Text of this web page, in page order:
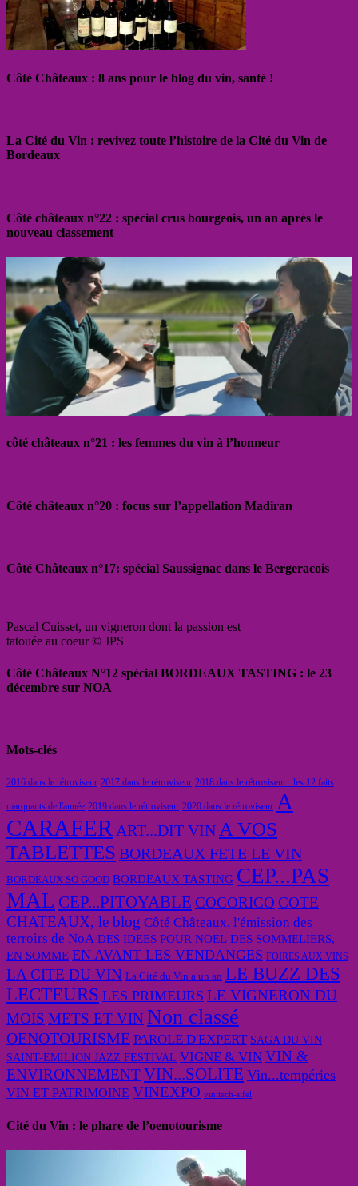
Côté Châteaux : 8 ans pour le blog du vin, santé !
La Cité du Vin : revivez toute l’histoire de la Cité du Vin de
Bordeaux
Côté châteaux n°22 : spécial crus bourgeois, un an après le
nouveau classement
côté châteaux n°21 : les femmes du vin à l’honneur
Côté châteaux n°20 : focus sur l’appellation Madiran
Côté Châteaux n°17: spécial Saussignac dans le Bergeracois
Pascal Cuisset, un vigneron dont la passion est
tatouée au coeur © JPS
Côté Châteaux N°12 spécial BORDEAUX TASTING : le 23
décembre sur NOA
Mots-clés
2016 dans le rétroviseur 2017 dans le rétroviseur 2018 dans le rétroviseur : les 12 faits
marquants de l'année 2019 dans le rétroviseur 2020 dans le rétroviseur A
CARAFERART...DIT VINA VOS
TABLETTES BORDEAUX FETE LE VIN
BORDEAUX SO GOOD BORDEAUX TASTING CEP...PAS
MAL CEP...PITOYABLE COCORICO COTE
CHATEAUX, le blog Côté Châteaux, l'émission des
terroirs de NoA DES IDEES POUR NOEL DES SOMMELIERS,
EN SOMME EN AVANT LES VENDANGES FOIRES AUX VINS
LA CITE DU VIN La Cité du Vin a un an LE BUZZ DES
LECTEURS LES PRIMEURS LE VIGNERON DU
MOIS METS ET VIN Non classé
OENOTOURISME PAROLE D'EXPERT SAGA DU VIN
SAINT-EMILION JAZZ FESTIVAL VIGNE & VIN VIN &
ENVIRONNEMENTVIN...SOLITE Vin...tempéries
VIN ET PATRIMOINE VINEXPO vinitech-sifel
Cité du Vin : le phare de l’oenotourisme